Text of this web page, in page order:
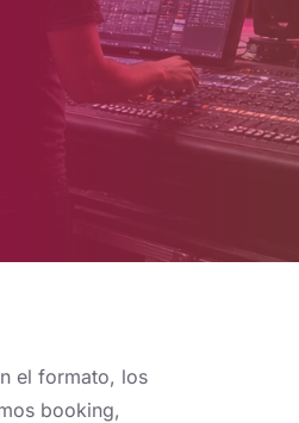
el formato, los
booking,